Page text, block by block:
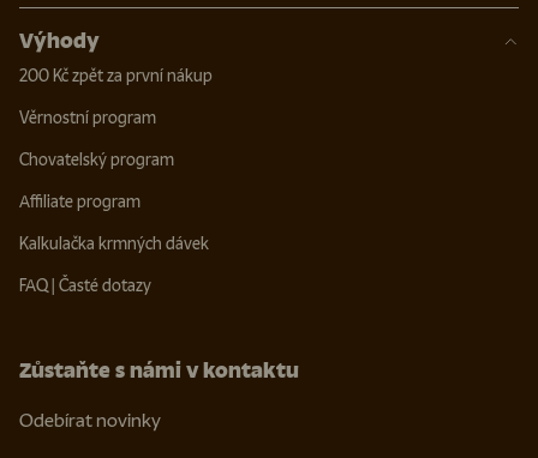
Výhody
200 Kč zpět za první nákup
Věrnostní program
Chovatelský program
Affiliate program
Kalkulačka krmných dávek
FAQ | Časté dotazy
Zůstaňte s námi v kontaktu
Odebírat novinky